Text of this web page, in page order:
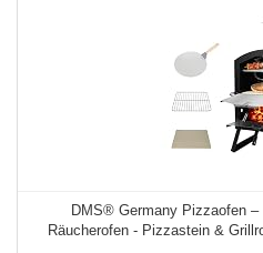
DMS® Germany Pizzaofen
Räucherofen - Pizzastein &